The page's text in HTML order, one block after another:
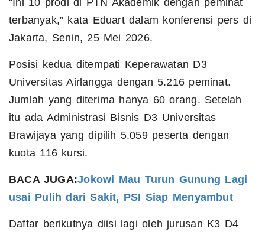
“Ini 10 prodi di PTN Akademik dengan peminat
terbanyak,” kata Eduart dalam konferensi pers di
Jakarta, Senin, 25 Mei 2026.
Posisi kedua ditempati Keperawatan D3
Universitas Airlangga dengan 5.216 peminat.
Jumlah yang diterima hanya 60 orang. Setelah
itu ada Administrasi Bisnis D3 Universitas
Brawijaya yang dipilih 5.059 peserta dengan
kuota 116 kursi.
BACA JUGA:Jokowi Mau Turun Gunung Lagi
usai Pulih dari Sakit, PSI Siap Menyambut
Daftar berikutnya diisi lagi oleh jurusan K3 D4